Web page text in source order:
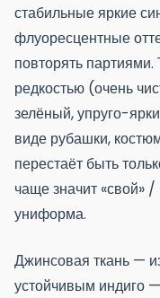
стабильные яркие
флуоресцентные
повторять
редкостью (очень
зелёный, упруго-
виде рубашки,
перестаёт быть
чаще значит «свой» /
униформа.
Джинсовая ткань —
устойчивым индиго